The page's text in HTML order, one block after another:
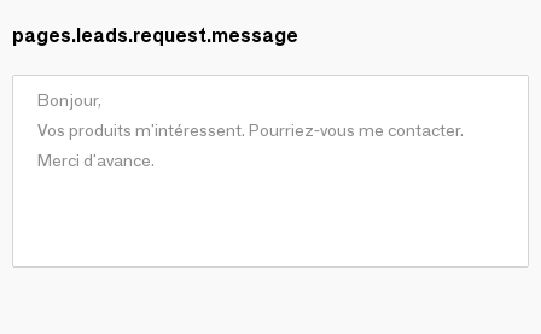
pages.leads.request.message